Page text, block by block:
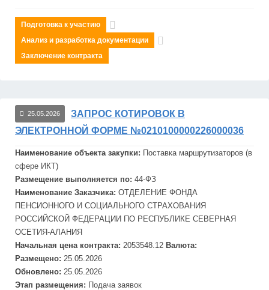
Подготовка к участию
Анализ и разработка документации
Заключение контракта
25.05.2026
ЗАПРОС КОТИРОВОК В
ЭЛЕКТРОННОЙ ФОРМЕ №0210100000226000036
Наименование объекта закупки: Поставка маршрутизаторов (в
сфере ИКТ)
Размещение выполняется по: 44-ФЗ
Наименование Заказчика: ОТДЕЛЕНИЕ ФОНДА
ПЕНСИОННОГО И СОЦИАЛЬНОГО СТРАХОВАНИЯ
РОССИЙСКОЙ ФЕДЕРАЦИИ ПО РЕСПУБЛИКЕ СЕ ВЕРНАЯ
ОСЕТИЯ-АЛАНИЯ
Начальная цена контракта: 2053548.12 Валюта:
Размещено: 25.05.2026
Обновлено: 25.05.2026
Этап размещения: Подача заявок